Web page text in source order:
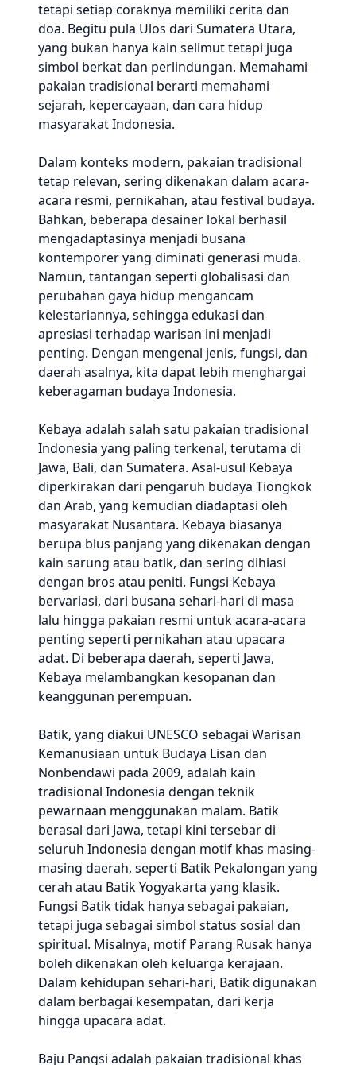
tetapi setiap coraknya memiliki cerita dan
doa. Begitu pula Ulos dari Sumatera Utara,
yang bukan hanya kain selimut tetapi juga
simbol berkat dan perlindungan. Memahami
pakaian tradisional berarti memahami
sejarah, kepercayaan, dan cara hidup
masyarakat Indonesia.
Dalam konteks modern, pakaian tradisional
tetap relevan, sering dikenakan dalam acara-
acara resmi, pernikahan, atau festival budaya.
Bahkan, beberapa desainer lokal berhasil
mengadaptasinya menjadi busana
kontemporer yang diminati generasi muda.
Namun, tantangan seperti globalisasi dan
perubahan gaya hidup mengancam
kelestariannya, sehingga edukasi dan
apresiasi terhadap warisan ini menjadi
penting. Dengan mengenal jenis, fungsi, dan
daerah asalnya, kita dapat lebih menghargai
keberagaman budaya Indonesia.
Kebaya adalah salah satu pakaian tradisional
Indonesia yang paling terkenal, terutama di
Jawa, Bali, dan Sumatera. Asal-usul Kebaya
diperkirakan dari pengaruh budaya Tiongkok
dan Arab, yang kemudian diadaptasi oleh
masyarakat Nusantara. Kebaya biasanya
berupa blus panjang yang dikenakan dengan
kain sarung atau batik, dan sering dihiasi
dengan bros atau peniti. Fungsi Kebaya
bervariasi, dari busana sehari-hari di masa
lalu hingga pakaian resmi untuk acara-acara
penting seperti pernikahan atau upacara
adat. Di beberapa daerah, seperti Jawa,
Kebaya melambangkan kesopanan dan
keanggunan perempuan.
Batik, yang diakui UNESCO sebagai Warisan
Kemanusiaan untuk Budaya Lisan dan
Nonbendawi pada 2009, adalah kain
tradisional Indonesia dengan teknik
pewarnaan menggunakan malam. Batik
berasal dari Jawa, tetapi kini tersebar di
seluruh Indonesia dengan motif khas masing-
masing daerah, seperti Batik Pekalongan yang
cerah atau Batik Yogyakarta yang klasik.
Fungsi Batik tidak hanya sebagai pakaian,
tetapi juga sebagai simbol status sosial dan
spiritual. Misalnya, motif Parang Rusak hanya
boleh dikenakan oleh keluarga kerajaan.
Dalam kehidupan sehari-hari, Batik digunakan
dalam berbagai kesempatan, dari kerja
hingga upacara adat.
Baju Pangsi adalah pakaian tradisional khas